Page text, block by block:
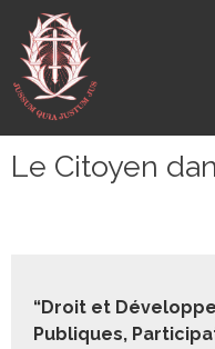
para
conteúdo
Le Citoyen
“Droit et
Publiques,